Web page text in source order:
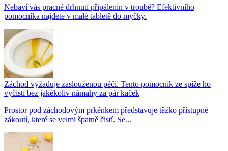
Nebaví vás pracné drhnutí připálenin v troubě? Efektivního
pomocníka najdete v malé tabletě do myčky.
Záchod vyžaduje zaslouženou péči. Tento pomocník ze spíže ho
vyčistí bez jakékoliv námahy za pár kaček
Prostor pod záchodovým prkénkem představuje těžko přístupné
zákoutí, které se velmi špatně čistí. Se...